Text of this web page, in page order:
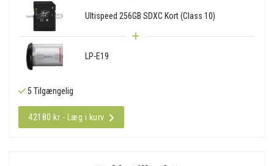
Ultispeed 256GB SDXC Kort (Class 10)
LP-E19
5 Tilgængelig
42180 kr - Læg i kurv